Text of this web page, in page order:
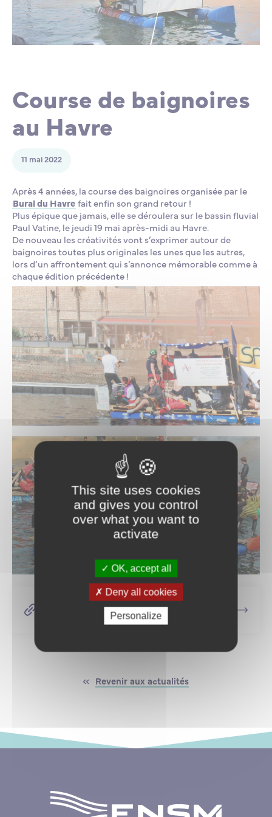
Lycée Professionnel Maritime de Bastia
Nos engagements
La recherche
Contacts de la Recherche à l’ENSM
L'international
Évènements internationaux
La scolarité et la vie étudiante
Bourses d’études
Faire un don
Course de baignoires
au Havre
11 mai 2022
Après 4 années, la course des baignoires organisée par le
Bural du Havrefait enfin son grand retour !
Plus épique que jamais, elle se déroulera sur le bassin fluvial
Paul Vatine, le jeudi 19 mai après-midi au Havre.
De nouveau les créativités vont s’exprimer autour de
baignoires toutes plus originales les unes que les autres,
lors d’un affrontement qui s’annonce mémorable comme à
chaque édition précédente !
Pour plus d'informations, rendez-vous
sur l'événement dédié
Revenir aux actualités
This site uses cookies
and gives you control
over what you want to
activate
OK, accept all
Deny all cookies
Personalize